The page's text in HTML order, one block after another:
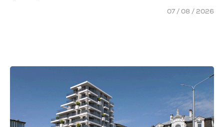
07 / 08 / 2026